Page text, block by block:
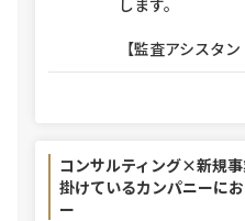
します。
【監査アシスタ
コンサルティング×新規
掛けているカンパニーに
ー